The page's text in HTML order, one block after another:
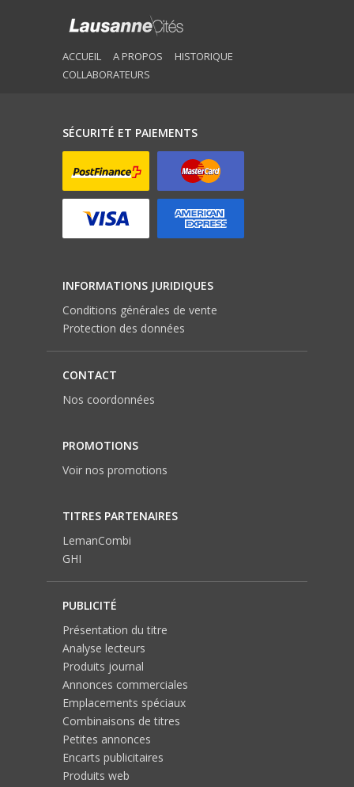
ACCUEIL A PROPOS
HISTORIQUE
COLLABORATEURS
SÉCURITÉ ET PAIEMENTS
INFORMATIONS JURIDIQUES
Conditions générales de vente
Protection des données
CONTACT
Nos coordonnées
PROMOTIONS
Voir nos promotions
TITRES PARTENAIRES
LemanCombi
GHI
PUBLICITÉ
Présentation du titre
Analyse lecteurs
Produits journal
Annonces commerciales
Emplacements spéciaux
Combinaisons de titres
Petites annonces
Encarts publicitaires
Produits web